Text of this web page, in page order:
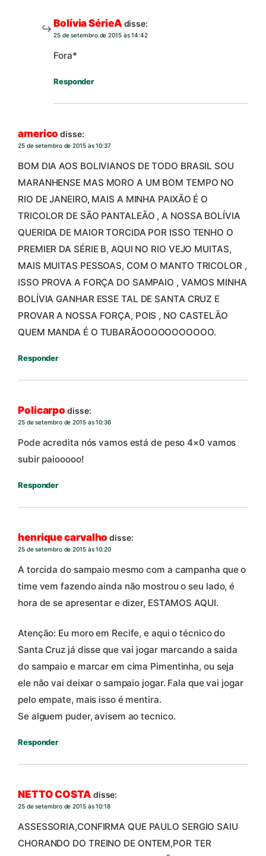
Bolívia SérieA disse:
25 de setembro de 2015 às 14:42
Fora*
Responder
americo disse:
25 de setembro de 2015 às 10:37
BOM DIA AOS BOLIVIANOS DE TODO BRASIL SOU
MARANHENSE MAS MORO A UM BOM TEMPO NO
RIO DE JANEIRO, MAIS A MINHA PAIXÃO É O
TRICOLOR DE SÃO PANTALEÃO , A NOSSA BOLÍVIA
QUERIDA DE MAIOR TORCIDA POR ISSO TENHO O
PREMIER DA SÉRIE B, AQUI NO RIO VEJO MUITAS,
MAIS MUITAS PESSOAS, COM O MANTO TRICOLOR ,
ISSO PROVA A FORÇA DO SAMPAIO , VAMOS MINHA
BOLÍVIA GANHAR ESSE TAL DE SANTA CRUZ E
PROVAR A NOSSA FORÇA, POIS , NO CASTELÃO
QUEM MANDA É O TUBARÃOOOOOOOOOOO.
Responder
Policarpo disse:
25 de setembro de 2015 às 10:36
Pode acredita nós vamos está de peso 4×0 vamos
subir paiooooo!
Responder
henrique carvalho disse:
25 de setembro de 2015 às 10:20
A torcida do sampaio mesmo com a campanha que o
time vem fazendo ainda não mostrou o seu lado, é
hora de se apresentar e dizer, ESTAMOS AQUI.
Atenção: Eu moro em Recife, e aqui o técnico do
Santa Cruz já disse que vai jogar marcando a saida
do sampaio e marcar em cima Pimentinha, ou seja
ele não vai deixar o sampaio jogar. Fala que vai jogar
pelo empate, mais isso é mentira.
Se alguem puder, avisem ao tecnico.
Responder
NETTO COSTA disse:
25 de setembro de 2015 às 10:18
ASSESSORIA,CONFIRMA QUE PAULO SERGIO SAIU
CHORANDO DO TREINO DE ONTEM,POR TER